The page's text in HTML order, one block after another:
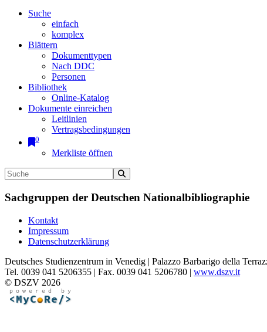
Suche
einfach
komplex
Blättern
Dokumenttypen
Nach DDC
Personen
Bibliothek
Online-Katalog
Dokumente einreichen
Leitlinien
Vertragsbedingungen
0
Merkliste öffnen
Sachgruppen der Deutschen Nationalbibliographie
Kontakt
Impressum
Datenschutzerklärung
Deutsches Studienzentrum in Venedig | Palazzo Barbarigo della
Tel. 0039 041 5206355 | Fax. 0039 041 5206780 | www.dszv.it
© DSZV 2026